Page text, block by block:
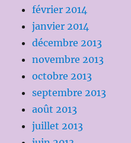
février 2014
janvier 2014
décembre 2013
novembre 2013
octobre 2013
septembre 2013
août 2013
juillet 2013